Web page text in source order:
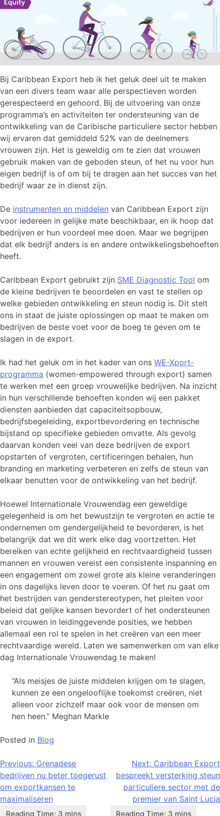
Bij Caribbean Export heb ik het geluk deel uit te maken
van een divers team waar alle perspectieven worden
gerespecteerd en gehoord. Bij de uitvoering van onze
programma’s en activiteiten ter ondersteuning van de
ontwikkeling van de Caribische particuliere sector hebben
wij ervaren dat gemiddeld 52% van de deelnemers
vrouwen zijn. Het is geweldig om te zien dat vrouwen
gebruik maken van de geboden steun, of het nu voor hun
eigen bedrijf is of om bij te dragen aan het succes van het
bedrijf waar ze in dienst zijn.
De instrumenten en middelen van Caribbean Export zijn
voor iedereen in gelijke mate beschikbaar, en ik hoop dat
bedrijven er hun voordeel mee doen. Maar we begrijpen
dat elk bedrijf anders is en andere ontwikkelingsbehoeften
heeft.
Caribbean Export gebruikt zijn SME Diagnostic Tool om
de kleine bedrijven te beoordelen en vast te stellen op
welke gebieden ontwikkeling en steun nodig is. Dit stelt
ons in staat de juiste oplossingen op maat te maken om
bedrijven de beste voet voor de boeg te geven om te
slagen in de export.
Ik had het geluk om in het kader van ons WE-Xport-
programma (women-empowered through export) samen
te werken met een groep vrouwelijke bedrijven. Na inzicht
in hun verschillende behoeften konden wij een pakket
diensten aanbieden dat capaciteitsopbouw,
bedrijfsbegeleiding, exportbevordering en technische
bijstand op specifieke gebieden omvatte. Als gevolg
daarvan konden veel van deze bedrijven de export
opstarten of vergroten, certificeringen behalen, hun
branding en marketing verbeteren en zelfs de steun van
elkaar benutten voor de ontwikkeling van het bedrijf.
Hoewel Internationale Vrouwendag een geweldige
gelegenheid is om het bewustzijn te vergroten en actie te
ondernemen om gendergelijkheid te bevorderen, is het
belangrijk dat we dit werk elke dag voortzetten. Het
bereiken van echte gelijkheid en rechtvaardigheid tussen
mannen en vrouwen vereist een consistente inspanning en
een engagement om zowel grote als kleine veranderingen
in ons dagelijks leven door te voeren. Of het nu gaat om
het bestrijden van genderstereotypen, het pleiten voor
beleid dat gelijke kansen bevordert of het ondersteunen
van vrouwen in leidinggevende posities, we hebben
allemaal een rol te spelen in het creëren van een meer
rechtvaardige wereld. Laten we samenwerken om van elke
dag Internationale Vrouwendag te maken!
“Als meisjes de juiste middelen krijgen om te slagen,
kunnen ze een ongelooflijke toekomst creëren, niet
alleen voor zichzelf maar ook voor de mensen om
hen heen.” Meghan Markle
Posted in Blog
Bericht
navigatie
Previous: Grenadese
bedrijven nu beter toegerust
om exportkansen te
maximaliseren
Next: Caribbean Export
bespreekt versterking steun
particuliere sector met de
premier van Saint Lucia